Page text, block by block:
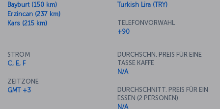
Bayburt (150 km)
Erzincan (237 km)
Kars (215 km)
Turkish Lira (TRY)
TELEFONVORWAHL
+90
STROM
C, E, F
ZEITZONE
GMT +3
DURCHSCHN. PREIS FÜR EINE
TASSE KAFFE
N/A
DURCHSCHNITT. PREIS FÜR EIN
ESSEN (2 PERSONEN)
N/A